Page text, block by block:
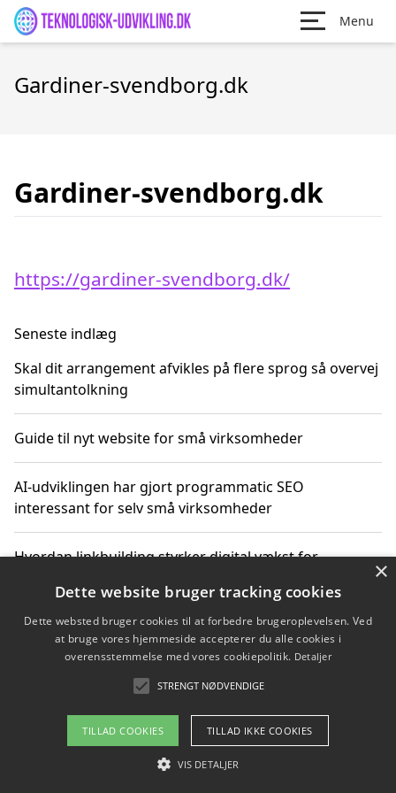
Menu
Gardiner-svendborg.dk
Gardiner-svendborg.dk
https://gardiner-svendborg.dk/
Seneste indlæg
Skal dit arrangement afvikles på flere sprog så overvej
simultantolkning
Guide til nyt website for små virksomheder
AI-udviklingen har gjort programmatic SEO
interessant for selv små virksomheder
Hvordan linkbuilding styrker digital vækst for
Sådan har udviklingen inden for genbrug af elektronik
ændret sig
Copyright 2026 - Pilanto Aps
Om / kontakt
×
Dette website bruger tracking cookies
Dette websted bruger cookies til at forbedre brugeroplevelsen. Ved
at bruge vores hjemmeside accepterer du alle cookies i
overensstemmelse med vores cookiepolitik. Detaljer
STRENGT NØDVENDIGE
TILLAD COOKIES TILLAD IKKE COOKIES
VIS DETALJER